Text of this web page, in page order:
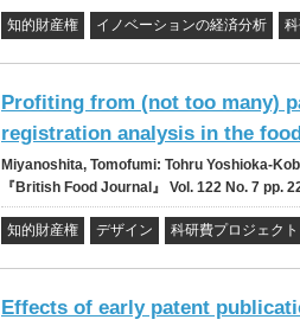
知的財産権 イノベーションの経済分析
Profiting from (not too many)
registration analysis in the
Miyanoshita, Tomofumi: Tohru Yoshioka-
『British Food Journal』 Vol. 122 No. 7 pp.
知的財産権 デザイン 科研費プロジェクト
Effects of early patent